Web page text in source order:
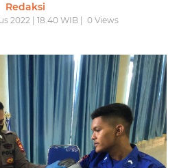
Redaksi
2022 | 18.40 WIB | 0 Views